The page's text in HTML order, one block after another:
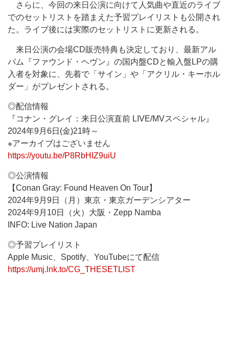
さらに、今回の来日公演に向けて人気曲や直近のライブ
でのセットリストを踏まえた予習プレイリストも公開され
た。ライブ後には実際のセットリストに更新される。
来日公演の会場CD販売特典も決定しており、最新アル
バム『ファウンド・ヘヴン』の国内盤CDと輸入盤LPの購
入者を対象に、先着で「サイン」や「アクリル・キーホル
ダー」がプレゼントされる。
◎配信情報
『コナン・グレイ：来日公演直前 LIVE/MVスペシャル』
2024年9月6日(金)21時～
※アーカイブはございません
https://youtu.be/P8RbHIZ9uiU
◎公演情報
【Conan Gray: Found Heaven On Tour】
2024年9月9日（月）東京・東京ガーデンシアター
2024年9月10日（火）大阪・Zepp Namba
INFO: Live Nation Japan
◎予習プレイリスト
Apple Music、Spotify、YouTubeにて配信
https://umj.lnk.to/CG_THESETLIST